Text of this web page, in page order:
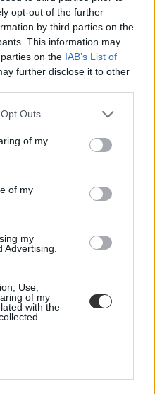
opt-out of the further
by third parties on the
This information may
on the IAB’s List of
further disclose it to other
Outs
of my
of my
my
Advertising.
Use,
of my
with the
idén is tarolnak
is várnak, máshol azt
és novellaelemzések csínyját-
érettségi-
a tananyaggal vagy éppen a
gyűjtöttünk össze - ha ti
írjatok az